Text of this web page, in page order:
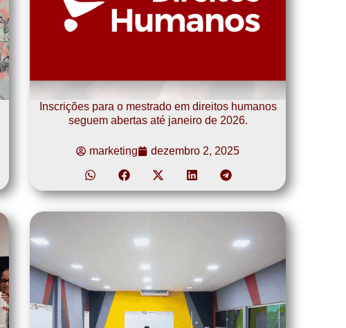
Inscrições para o mestrado em direitos humanos
seguem abertas até janeiro de 2026.
marketing dezembro 2, 2025